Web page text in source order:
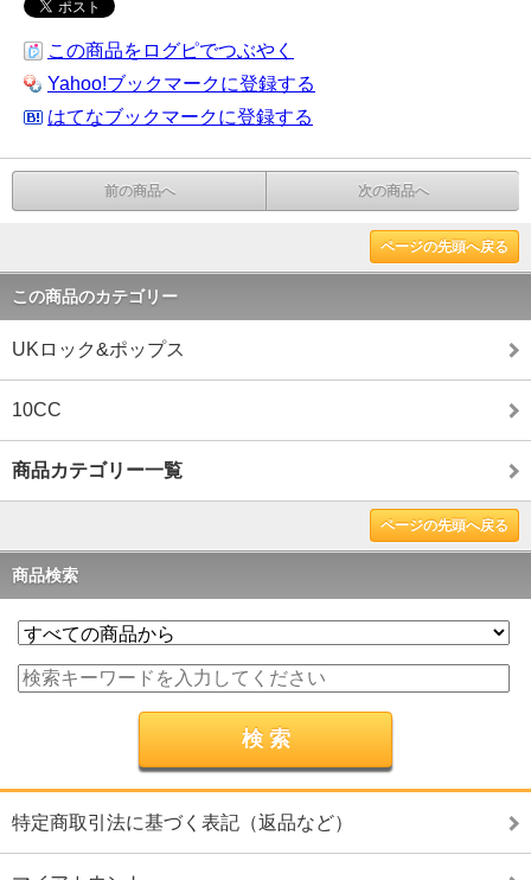
この商品をログピでつぶやく
Yahoo!ブックマークに登録する
はてなブックマークに登録する
前の商品へ 次の商品へ
ページの先頭へ戻る
この商品のカテゴリー
UKロック&ポップス
10CC
商品カテゴリー一覧
ページの先頭へ戻る
商品検索
特定商取引法に基づく表記（返品など）